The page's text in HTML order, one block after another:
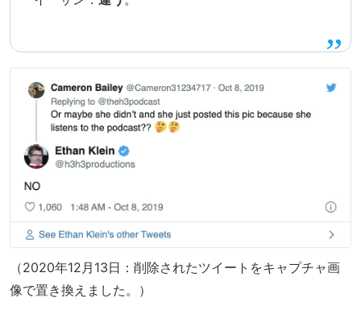
（2020年12月13日：削除されたツイートをキャプチャ画
像で置き換えました。）